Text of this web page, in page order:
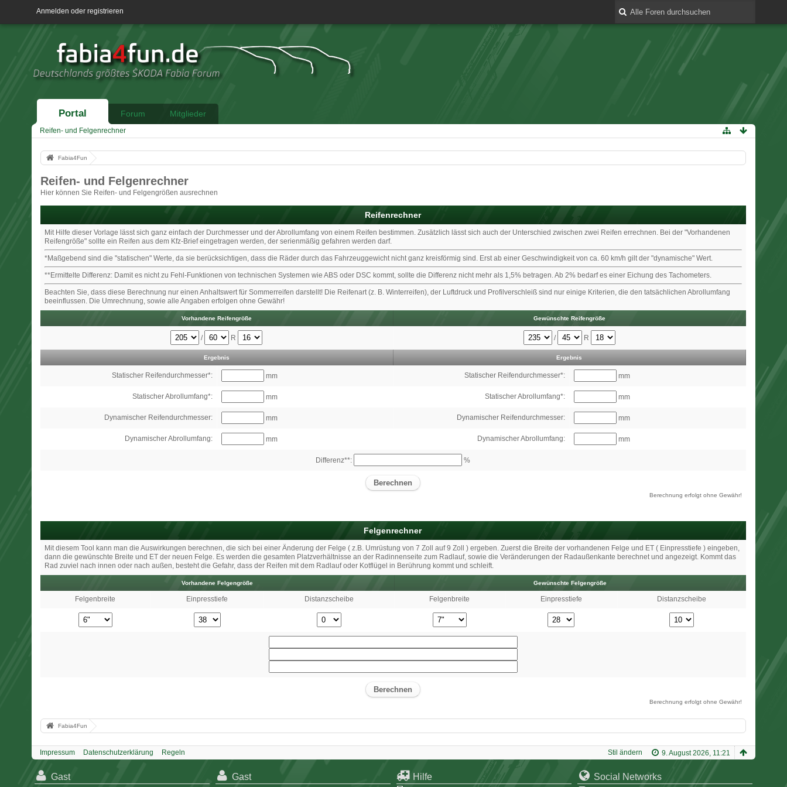
Anmelden oder registrieren
Portal Forum Mitglieder
Reifen- und Felgenrechner
Fabia4Fun
Reifen- und Felgenrechner
Hier können Sie Reifen- und Felgengrößen ausrechnen
Reifenrechner
Mit Hilfe dieser Vorlage lässt sich ganz einfach der Durchmesser und der Abrollumfang von einem Reifen bestimmen. Zusätzlich lässt sich auch der Unterschied zwischen zwei Reifen errechnen. Bei der "Vorhandenen
Reifengröße" sollte ein Reifen aus dem Kfz-Brief eingetragen werden, der serienmäßig gefahren werden darf.
*Maßgebend sind die "statischen" Werte, da sie berücksichtigen, dass die Räder durch das Fahrzeuggewicht nicht ganz kreisförmig sind. Erst ab einer Geschwindigkeit von ca. 60 km/h gilt der "dynamische" Wert.
**Ermittelte Differenz: Damit es nicht zu Fehl-Funktionen von technischen Systemen wie ABS oder DSC kommt, sollte die Differenz nicht mehr als 1,5% betragen. Ab 2% bedarf es einer Eichung des Tachometers.
Beachten Sie, dass diese Berechnung nur einen Anhaltswert für Sommerreifen darstellt! Die Reifenart (z. B. Winterreifen), der Luftdruck und Profilverschleiß sind nur einige Kriterien, die den tatsächlichen Abrollumfang
beeinflussen. Die Umrechnung, sowie alle Angaben erfolgen ohne Gewähr!
Vorhandene Reifengröße Gewünschte Reifengröße
/ R / R
Ergebnis Ergebnis
Statischer Reifendurchmesser*: mm Statischer Reifendurchmesser*: mm
Statischer Abrollumfang*: mm Statischer Abrollumfang*: mm
Dynamischer Reifendurchmesser: mm Dynamischer Reifendurchmesser: mm
Dynamischer Abrollumfang: mm Dynamischer Abrollumfang: mm
Differenz**: %
Berechnung erfolgt ohne Gewähr!
Felgenrechner
Mit diesem Tool kann man die Auswirkungen berechnen, die sich bei einer Änderung der Felge ( z.B. Umrüstung von 7 Zoll auf 9 Zoll ) ergeben. Zuerst die Breite der vorhandenen Felge und ET ( Einpresstiefe ) eingeben,
dann die gewünschte Breite und ET der neuen Felge. Es werden die gesamten Platzverhältnisse an der Radinnenseite zum Radlauf, sowie die Veränderungen der Radaußenkante berechnet und angezeigt. Kommt das
Rad zuviel nach innen oder nach außen, besteht die Gefahr, dass der Reifen mit dem Radlauf oder Kotflügel in Berührung kommt und schleift.
Vorhandene Felgengröße Gewünschte Felgengröße
Felgenbreite Einpresstiefe Distanzscheibe Felgenbreite Einpresstiefe Distanzscheibe
Berechnung erfolgt ohne Gewähr!
Fabia4Fun
Impressum Datenschutzerklärung Regeln 9. August 2026, 11:21
Stil ändern
Gast Gast Hilfe Social Networks